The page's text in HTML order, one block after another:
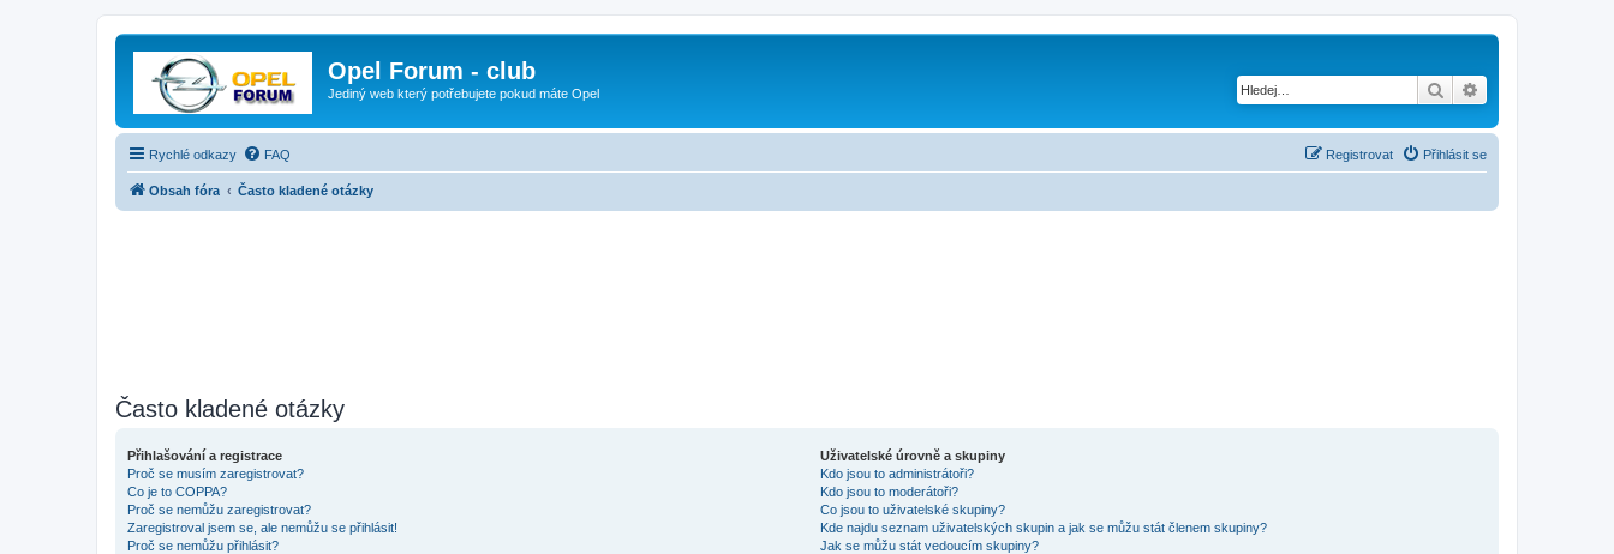
Opel Forum - club
Jediný web který potřebujete pokud máte Opel Hledat
Rychlé odkazy FAQ Přihlásit se
Registrovat
Obsah fóra Často kladené otázky
Často kladené otázky
Přihlašování a registrace
Proč se musím zaregistrovat?
Co je to COPPA?
Proč se nemůžu zaregistrovat?
Zaregistroval jsem se, ale nemůžu se přihlásit!
Proč se nemůžu přihlásit?
Uživatelské úrovně a skupiny
Kdo jsou to administrátoři?
Kdo jsou to moderátoři?
Co jsou to uživatelské skupiny?
Kde najdu seznam uživatelských skupin a jak se můžu stát členem skupiny?
Jak se můžu stát vedoucím skupiny?